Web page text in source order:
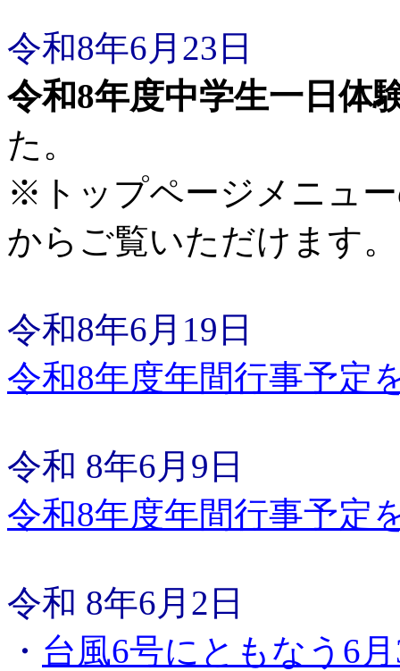
令和8年6月23日
令和8年度中学生一日体
た。
※トップページメニュ
からご覧いただけます。
令和8年6月19日
令和8年度年間行事予定
令和 8年6月9日
令和8年度年間行事予定
令和 8年6月2日
・ 台風6号にともなう6